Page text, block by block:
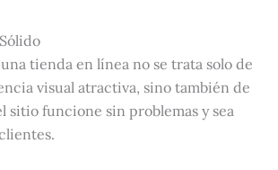
tienda en línea no se trata solo de
visual atractiva, sino también de
sitio funcione sin problemas y sea